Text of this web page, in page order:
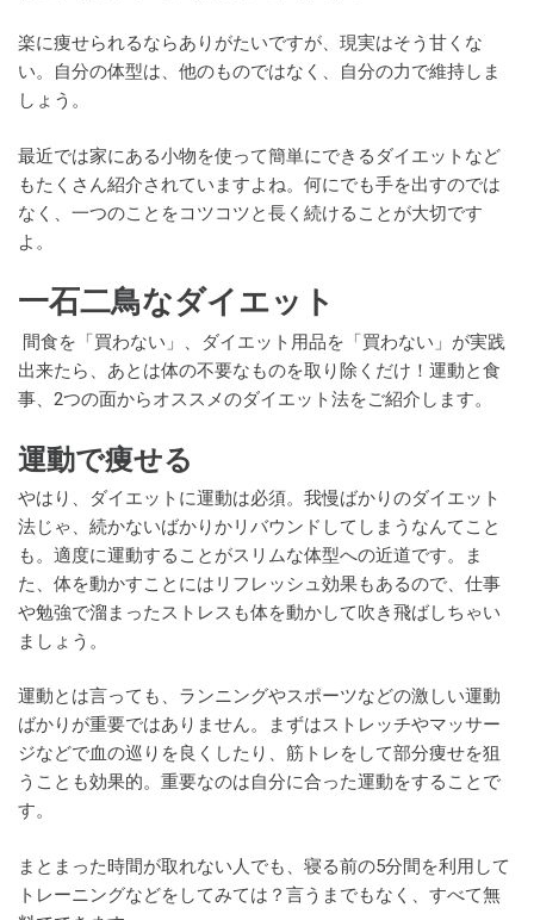
楽に痩せられるならありがたいですが、現実はそう甘くな
い。自分の体型は、他のものではなく、自分の力で維持しま
しょう。
最近では家にある小物を使って簡単にできるダイエットなど
もたくさん紹介されていますよね。何にでも手を出すのでは
なく、一つのことをコツコツと長く続けることが大切です
よ。
一石二鳥なダイエット
間食を「買わない」、ダイエット用品を「買わない」が実践
出来たら、あとは体の不要なものを取り除くだけ！運動と食
事、2つの面からオススメのダイエット法をご紹介します。
運動で痩せる
やはり、ダイエットに運動は必須。我慢ばかりのダイエット
法じゃ、続かないばかりかリバウンドしてしまうなんてこと
も。適度に運動することがスリムな体型への近道です。ま
た、体を動かすことにはリフレッシュ効果もあるので、仕事
や勉強で溜まったストレスも体を動かして吹き飛ばしちゃい
ましょう。
運動とは言っても、ランニングやスポーツなどの激しい運動
ばかりが重要ではありません。まずはストレッチやマッサー
ジなどで血の巡りを良くしたり、筋トレをして部分痩せを狙
うことも効果的。重要なのは自分に合った運動をすることで
す。
まとまった時間が取れない人でも、寝る前の5分間を利用して
トレーニングなどをしてみては？言うまでもなく、すべて無